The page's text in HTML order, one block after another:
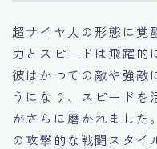
超サイヤ人の形態に覚
力とスピードは飛躍的
彼はかつての敵や強敵
うになり、スピードを
がさらに磨かれました
の攻撃的な戦闘スタイ